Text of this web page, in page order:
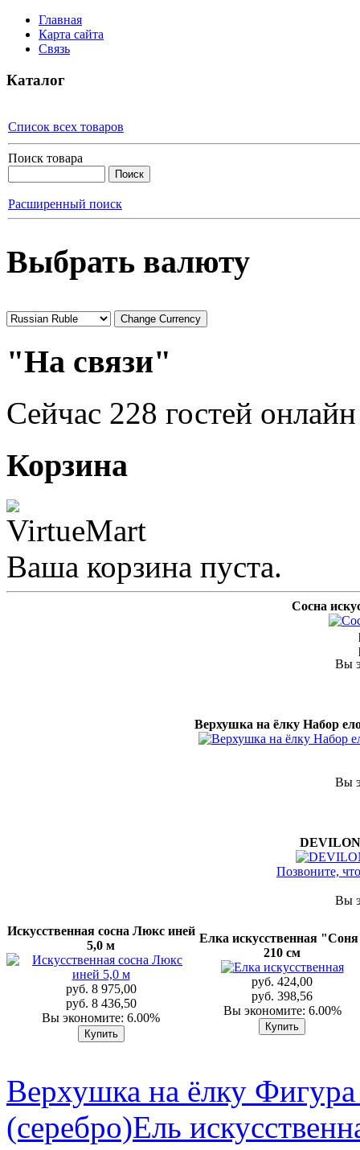
Главная
Карта сайта
Связь
Каталог
Список всех товаров
Поиск товара
Расширенный поиск
Выбрать валюту
"На связи"
Сейчас 228 гостей онлайн
Корзина
Ваша корзина пуста.
Сосна
Вы
Верхушка на ёлку Набор
Вы
DEVILON
Позвоните,
Вы
Искусственная сосна Люкс иней
5,0 м
руб. 8 975,00
руб. 8 436,50
Вы экономите: 6.00%
Елка искусственная
210 см
руб. 424,00
руб. 398,56
Вы экономите: 6.00%
Верхушка на ёлку
(серебро)Ель